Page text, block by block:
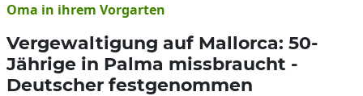
Oma in ihrem Vorgarten
Vergewaltigung auf Mallorca: 50-
Jährige in Palma missbraucht -
Deutscher festgenommen